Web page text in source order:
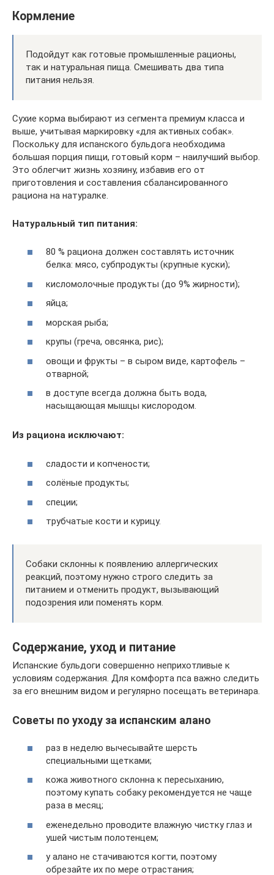
Кормление
Подойдут как готовые промышленные рационы,
так и натуральная пища. Смешивать два типа
питания нельзя.
Сухие корма выбирают из сегмента премиум класса и
выше, учитывая маркировку «для активных собак».
Поскольку для испанского бульдога необходима
большая порция пищи, готовый корм – наилучший выбор.
Это облегчит жизнь хозяину, избавив его от
приготовления и составления сбалансированного
рациона на натуралке.
Натуральный тип питания:
80 % рациона должен составлять источник
белка: мясо, субпродукты (крупные куски);
кисломолочные продукты (до 9% жирности);
яйца;
морская рыба;
крупы (греча, овсянка, рис);
овощи и фрукты – в сыром виде, картофель –
отварной;
в доступе всегда должна быть вода,
насыщающая мышцы кислородом.
Из рациона исключают:
сладости и копчености;
солёные продукты;
специи;
трубчатые кости и курицу.
Собаки склонны к появлению аллергических
реакций, поэтому нужно строго следить за
питанием и отменить продукт, вызывающий
подозрения или поменять корм.
Содержание, уход и питание
Испанские бульдоги совершенно неприхотливые к
условиям содержания. Для комфорта пса важно следить
за его внешним видом и регулярно посещать ветеринара.
Советы по уходу за испанским алано
раз в неделю вычесывайте шерсть
специальными щетками;
кожа животного склонна к пересыханию,
поэтому купать собаку рекомендуется не чаще
раза в месяц;
еженедельно проводите влажную чистку глаз и
ушей чистым полотенцем;
у алано не стачиваются когти, поэтому
обрезайте их по мере отрастания;